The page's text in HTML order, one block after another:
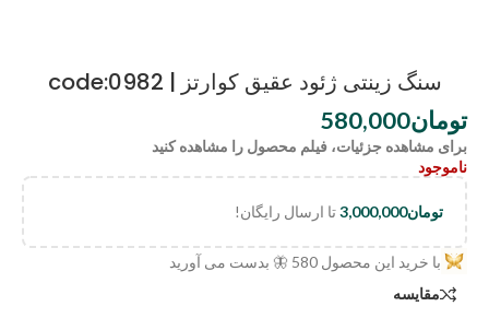
سنگ زینتی ژئود عقیق کوارتز | code:0982
تومان580,000
برای مشاهده جزئیات، فیلم محصول را مشاهده کنید
ناموجود
تومان3,000,000تا ارسال رایگان!
با خرید این محصول 580 🦋 بدست می آورید
مقایسه